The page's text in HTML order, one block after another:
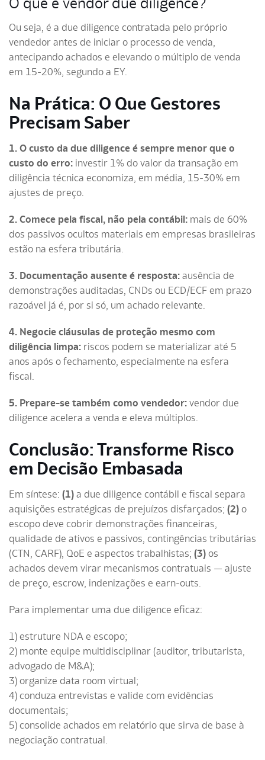
Ou seja, é a due diligence contratada pelo próprio
vendedor antes de iniciar o processo de venda,
antecipando achados e elevando o múltiplo de venda
em 15-20%, segundo a EY.
Na Prática: O Que Gestores
Precisam Saber
1. O custo da due diligence é sempre menor que o
custo do erro: investir 1% do valor da transação em
diligência técnica economiza, em média, 15-30% em
ajustes de preço.
2. Comece pela fiscal, não pela contábil: mais de 60%
dos passivos ocultos materiais em empresas brasileiras
estão na esfera tributária.
3. Documentação ausente é resposta: ausência de
demonstrações auditadas, CNDs ou ECD/ECF em prazo
razoável já é, por si só, um achado relevante.
4. Negocie cláusulas de proteção mesmo com
diligência limpa: riscos podem se materializar até 5
anos após o fechamento, especialmente na esfera
fiscal.
5. Prepare-se também como vendedor: vendor due
diligence acelera a venda e eleva múltiplos.
Conclusão: Transforme Risco
em Decisão Embasada
Em síntese: (1) a due diligence contábil e fiscal separa
aquisições estratégicas de prejuízos disfarçados; (2) o
escopo deve cobrir demonstrações financeiras,
qualidade de ativos e passivos, contingências tributárias
(CTN, CARF), QoE e aspectos trabalhistas; (3) os
achados devem virar mecanismos contratuais — ajuste
de preço, escrow, indenizações e earn-outs.
Para implementar uma due diligence eficaz:
1) estruture NDA e escopo;
2) monte equipe multidisciplinar (auditor, tributarista,
advogado de M&A);
3) organize data room virtual;
4) conduza entrevistas e valide com evidências
documentais;
5) consolide achados em relatório que sirva de base à
negociação contratual.